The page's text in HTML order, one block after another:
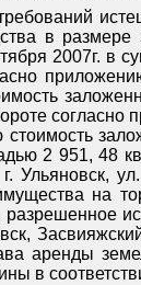
в размере
2007г. в
2 951, 48
Ульяновск,
на
аренды
в